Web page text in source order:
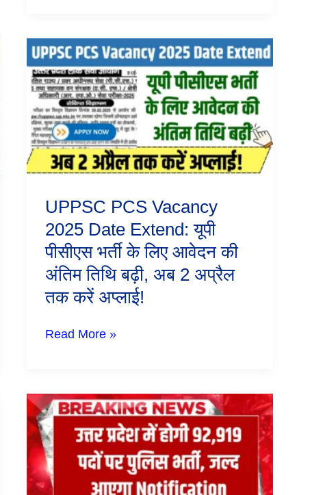
प्रक्रिया
और
आवेदन
कैसे
करें।
UPPSC PCS Vacancy
2025 Date Extend: यूपी
पीसीएस भर्ती के लिए आवेदन की
अंतिम तिथि बढ़ी, अब 2 अप्रैल
तक करें अप्लाई!
UPPSC
PCS
Vacancy
2025
Date
Extend:
यूपी
पीसीएस
भर्ती
के
की
अंतिम
तिथि
बढ़ी,
अब
2
अप्रैल
तक
अप्लाई!
Read More »
UP
Police
Bharti
2025
New:
उत्तर
प्रदेश